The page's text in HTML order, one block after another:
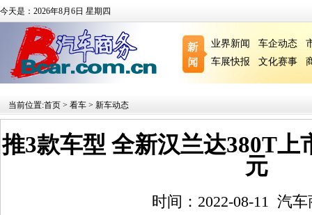
今天是：2026年8月6日 星期四
业界新闻 车企动态
车展快报
文化赛事
当前位置:首页 > 看车 > 新车动态
推3款车型 全新汉兰达380T上
元
时间：2022-08-11 汽车